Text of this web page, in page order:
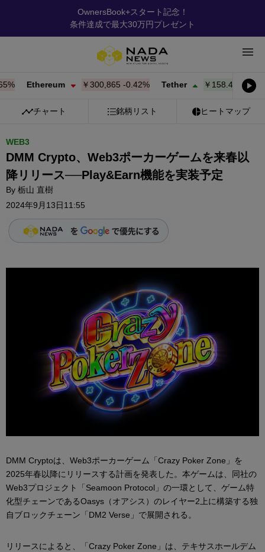
OwnersBook+スタート記念！
条件達成で最大30万円プレゼント
Ethereum ￥300,831-0.43% Tether ￥158.40 +0.01%
チャート 銘柄リスト ヒートマップ
WEB3
DMM Crypto、Web3ポーカーゲームを来春以
降リリース──Play&Earn機能を実装予定
By 栃山 直樹
2024年9月13日11:55
DMM Cryptoは、Web3ポーカーゲーム「Crazy Poker Zone」を
2025年春以降にリリースする計画を発表した。本ゲームは、同社の
Web3プロジェクト「Seamoon Protocol」の一環として、ゲーム特
化型チェーンであるOasys（オアシス）のレイヤー2上に構築する独
自ブロックチェーン「DM2 Verse」で展開される。
リリースによると、「Crazy Poker Zone」は、テキサスホールデム